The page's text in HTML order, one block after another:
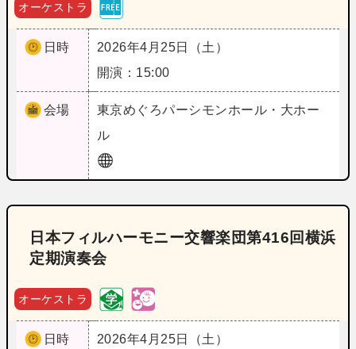
オーケストラ
日時
2026年4月25日（土）
開演：15:00
会場 東京めぐろパーシモンホール・大ホー
ル
日本フィルハーモニー交響楽団第416回横浜
定期演奏会
オーケストラ
日時
2026年4月25日（土）